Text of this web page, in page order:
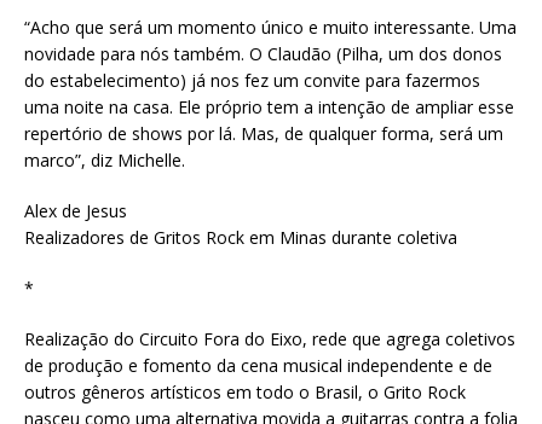
“Acho que será um momento único e muito interessante. Uma
novidade para nós também. O Claudão (Pilha, um dos donos
do estabelecimento) já nos fez um convite para fazermos
uma noite na casa. Ele próprio tem a intenção de ampliar esse
repertório de shows por lá. Mas, de qualquer forma, será um
marco”, diz Michelle.
Alex de Jesus
Realizadores de Gritos Rock em Minas durante coletiva
*
Realização do Circuito Fora do Eixo, rede que agrega coletivos
de produção e fomento da cena musical independente e de
outros gêneros artísticos em todo o Brasil, o Grito Rock
nasceu como uma alternativa movida a guitarras contra a folia